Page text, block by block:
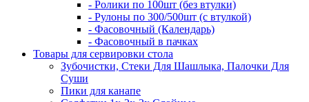
- Ролики по 100шт (без втулки)
- Рулоны по 300/500шт (с втулкой)
- Фасовочный (Календарь)
- Фасовочный в пачках
Товары для сервировки стола
Зубочистки, Стеки Для Шашлыка, Палочки Для
Суши
Пики для канапе